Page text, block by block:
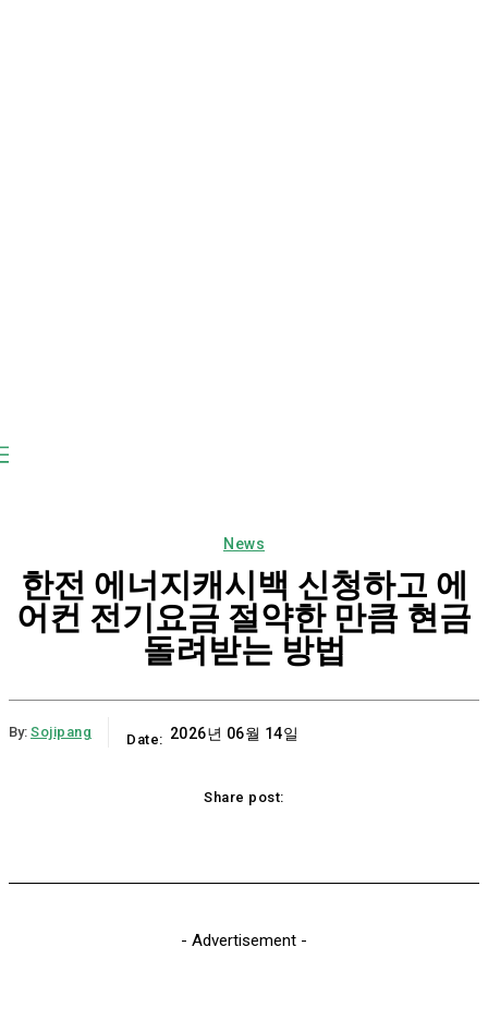
News
한전 에너지캐시백 신청하고 에
어컨 전기요금 절약한 만큼 현금
돌려받는 방법
By: Sojipang Date: 2026년 06월 14일
Share post:
- Advertisement -